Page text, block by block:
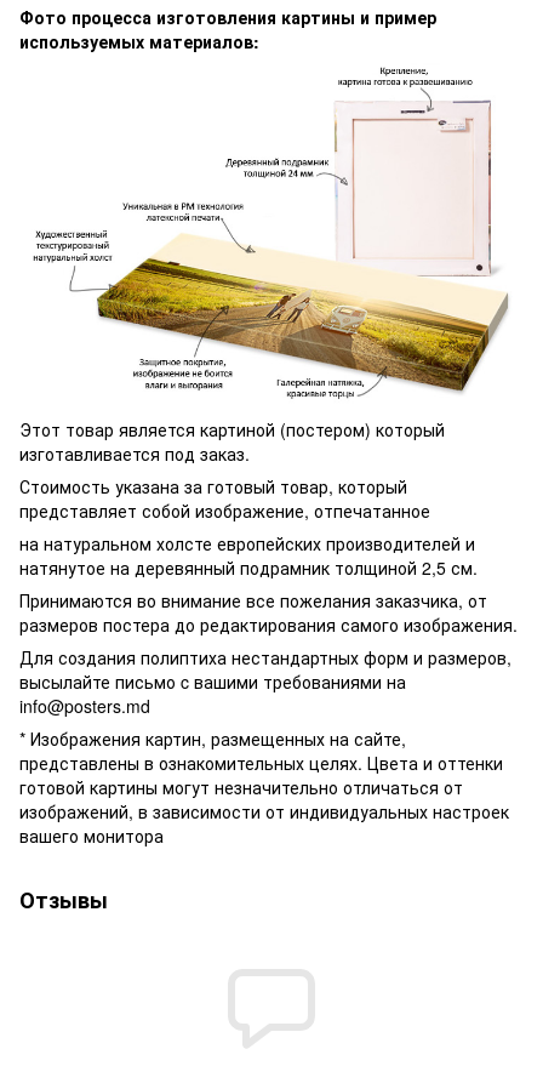
Фото процесса изготовления картины и пример
используемых материалов:
Этот товар является картиной (постером) который
изготавливается под заказ.
Стоимость указана за готовый товар, который
представляет собой изображение, отпечатанное
на натуральном холсте европейских производителей и
натянутое на деревянный подрамник толщиной 2,5 см.
Принимаются во внимание все пожелания заказчика, от
размеров постера до редактирования самого изображения.
Для создания полиптиха нестандартных форм и размеров,
высылайте письмо c вашими требованиями на
info@posters.md
* Изображения картин, размещенных на сайте,
представлены в ознакомительных целях. Цвета и оттенки
готовой картины могут незначительно отличаться от
изображений, в зависимости от индивидуальных настроек
вашего монитора
Отзывы